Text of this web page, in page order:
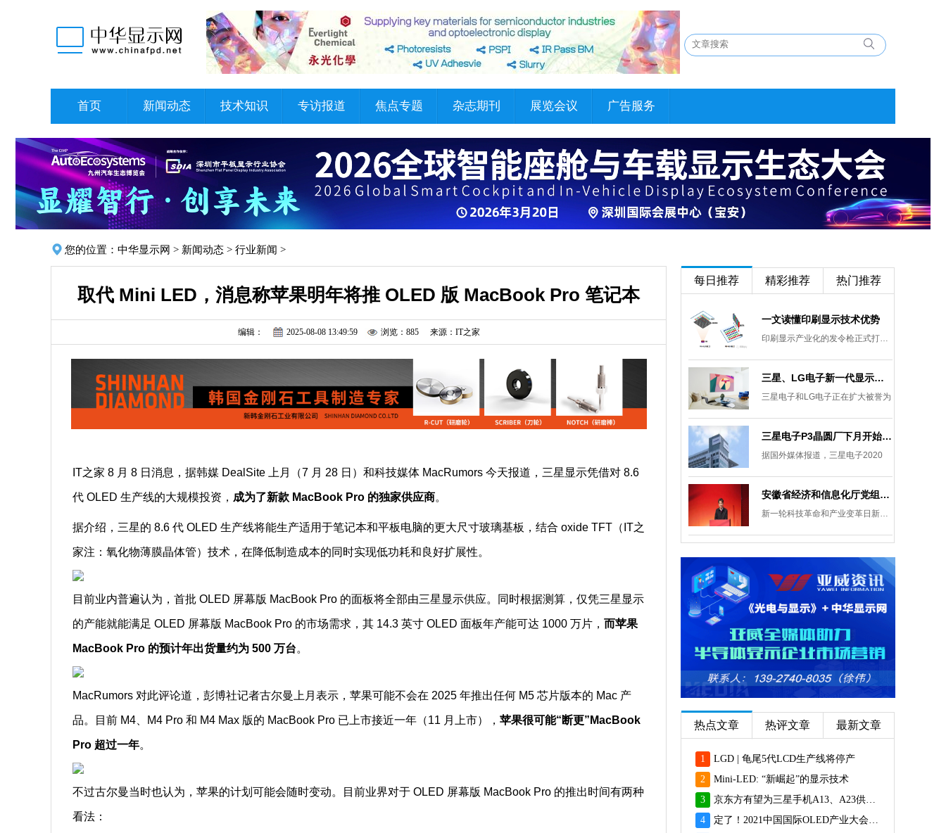
首页 新闻动态 技术知识 专访报道 焦点专题 杂志期刊 展览会议 广告服务
您的位置： 中华显示网 > 新闻动态 > 行业新闻 >
取代 Mini LED，消息称苹果明年将推 OLED 版 MacBook Pro 笔记本
编辑： 2025-08-08 13:49:59 浏览：885 来源：IT之家
IT之家 8 月 8 日消息，据韩媒 DealSite 上月（7 月 28 日）和科技媒体 MacRumors 今天报道，三星显示凭借对 8.6
代 OLED 生产线的大规模投资， 成为了新款 MacBook Pro 的独家供应商。
据介绍，三星的 8.6 代 OLED 生产线将能生产适用于笔记本和平板电脑的更大尺寸玻璃基板，结合 oxide TFT（IT之
家注：氧化物薄膜晶体管）技术，在降低制造成本的同时实现低功耗和良好扩展性。
目前业内普遍认为，首批 OLED 屏幕版 MacBook Pro 的面板将全部由三星显示供应。同时根据测算，仅凭三星显示
的产能就能满足 OLED 屏幕版 MacBook Pro 的市场需求，其 14.3 英寸 OLED 面板年产能可达 1000 万片， 而苹果
MacBook Pro 的预计年出货量约为 500 万台。
MacRumors 对此评论道，彭博社记者古尔曼上月表示，苹果可能不会在 2025 年推出任何 M5 芯片版本的 Mac 产
品。目前 M4、M4 Pro 和 M4 Max 版的 MacBook Pro 已上市接近一年（11 月上市）， 苹果很可能“断更”MacBook
Pro 超过一年。
不过古尔曼当时也认为，苹果的计划可能会随时变动。目前业界对于 OLED 屏幕版 MacBook Pro 的推出时间有两种
看法：
每日推荐 精彩推荐 热门推荐
一文读懂印刷显示技术优势
印刷显示产业化的发令枪正式打响。
三星、LG电子新一代显示发展目标：集中扩大Micro LED 应用产品线
三星电子和LG电子正在扩大被誉为
三星电子P3晶圆厂下月开始安装设备，计划下半年建成
据国外媒体报道，三星电子2020
安徽省经济和信息化厅党组成员、副厅长柯文斌：掌握显示技术发展主动权 打造新型显示产业制造集群
新一轮科技革命和产业变革日新月异
热点文章 热评文章 最新文章
1
LGD | 龟尾5代LCD生产线将停产
2
Mini-LED: “新崛起”的显示技术
3
京东方有望为三星手机A13、A23供应面板
4
定了！2021中国国际OLED产业大会12月重磅启幕